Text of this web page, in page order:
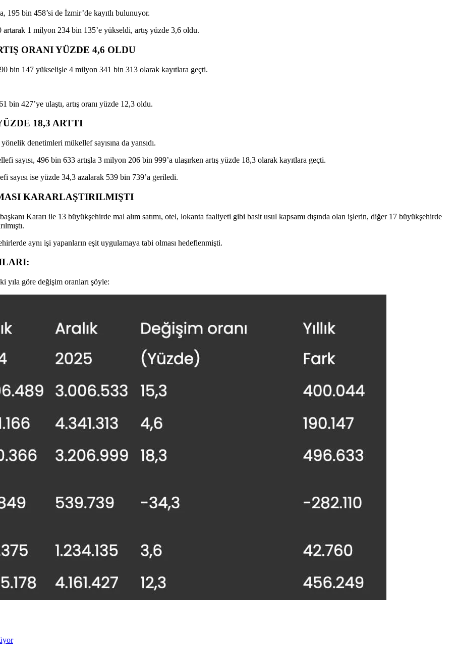
195 bin 458’si de İzmir’de kayıtlı bulunuyor.
1 milyon 234 bin 135’e yükseldi, artış yüzde 3,6 oldu.
ORANI YÜZDE 4,6 OLDU
bin 147 yükselişle 4 milyon 341 bin 313 olarak kayıtlara geçti.
427’ye ulaştı, artış oranı yüzde 12,3 oldu.
18,3 ARTTI
denetimleri mükellef sayısına da yansıdı.
sayısı, 496 bin 633 artışla 3 milyon 206 bin 999’a ulaşırken artış yüzde 18,3 olarak kayıtlara geçti.
ise yüzde 34,3 azalarak 539 bin 739’a geriledi.
KARARLAŞTIRILMIŞTI
Kararı ile 13 büyükşehirde mal alım satımı, otel, lokanta faaliyeti gibi basit usul kapsamı dışında olan işlerin, diğer 17 büyükşehirde
aynı işi yapanların eşit uygulamaya tabi olması hedeflenmişti.
yıla göre değişim oranları şöyle: